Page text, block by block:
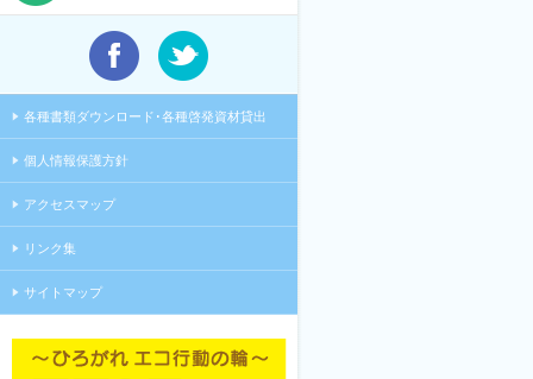
各種書類ダウンロード･各種啓発資材貸出
個人情報保護方針
アクセスマップ
リンク集
サイトマップ